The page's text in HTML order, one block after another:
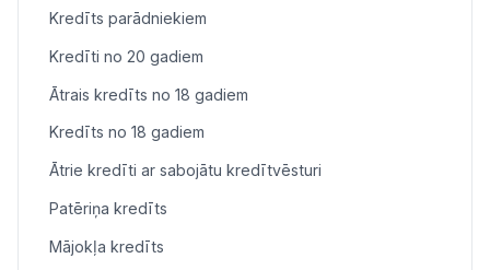
Kredīts parādniekiem
Kredīti no 20 gadiem
Ātrais kredīts no 18 gadiem
Kredīts no 18 gadiem
Ātrie kredīti ar sabojātu kredītvēsturi
Patēriņa kredīts
Mājokļa kredīts